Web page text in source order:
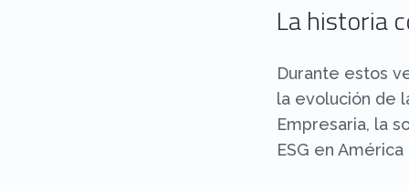
La historia
Durante estos
la evolución de
Empresaria, la
ESG en América